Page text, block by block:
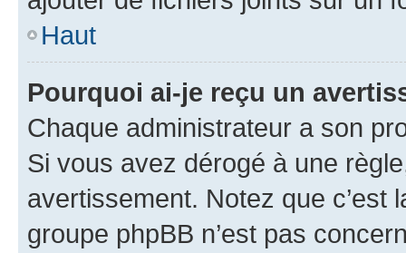
Haut
Pourquoi ai-je reçu un
Chaque administrateur a son
Si vous avez dérogé à une
avertissement. Notez que c’est
groupe phpBB n’est pas